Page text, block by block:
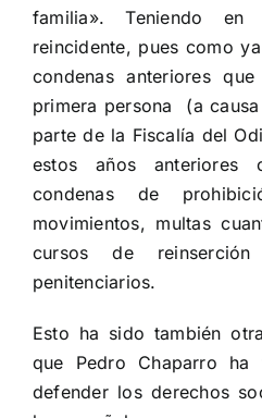
familia». Teniendo
reincidente, pues como
condenas anteriores
primera persona (a
parte de la Fiscalía del
estos años anteriores
condenas de
movimientos, multas
cursos de
penitenciarios.
Esto ha sido también
que Pedro Chaparro
defender los derechos